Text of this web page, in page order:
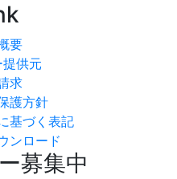
要
供元
求
護方針
基づく表記
ンロード
募集中